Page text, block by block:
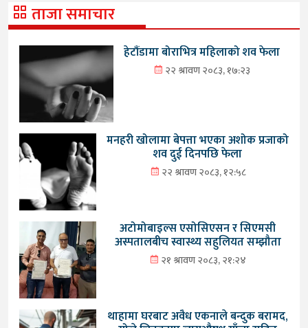
ताजा समाचार
हेटौंडामा बोराभित्र महिलाको शव फेला
२२ श्रावण २०८३, १७:२३
मनहरी खोलामा बेपत्ता भएका अशोक प्रजाको
शव दुई दिनपछि फेला
२२ श्रावण २०८३, १२:५८
अटोमोबाइल्स एसोसिएसन र सिएमसी
अस्पतालबीच स्वास्थ्य सहुलियत सम्झौता
२१ श्रावण २०८३, २१:२४
थाहामा घरबाट अवैध एकनाले बन्दुक बरामद,